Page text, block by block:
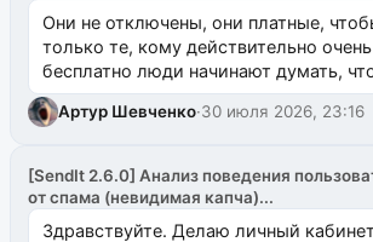
Они не отключены, они платные,
только те, кому действительно
бесплатно люди начинают думать,
Артур Шевченко·30 июля 2026, 23:16
[SendIt 2.6.0] Анализ поведения
от спама (невидимая капча)...
Здравствуйте. Делаю личный